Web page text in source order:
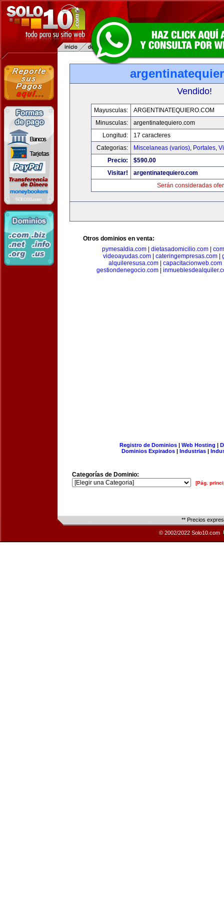
Vendido!
Mayusculas:
ARGENTINATEQUIERO.COM
Minusculas:
argentinatequiero.com
Longitud:
17 caracteres
Categorias:
Miscelaneas (varios), Portales,
Precio:
$590.00
Visitar!
argentinatequiero.com
Serán consideradas
Otros dominios en venta:
pymesaldia.com| dietasadomicilio.com|
videoayudas.com| cateringempresas.com|
alquileresusa.com
capacitacionweb.com
gestiondenegocio.com|
Registro de Dominios| Web Hosting |
Dominios Expirados | Industrias |
Categorías de Dominio:
[Pág.
** Precios
© 2002/2022 Solo10.com